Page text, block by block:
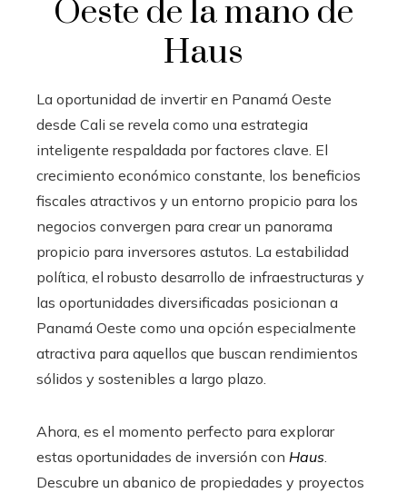
Oeste de la mano de
Haus
La oportunidad de invertir en Panamá Oeste
desde Cali se revela como una estrategia
inteligente respaldada por factores clave. El
crecimiento económico constante, los beneficios
fiscales atractivos y un entorno propicio para los
negocios convergen para crear un panorama
propicio para inversores astutos. La estabilidad
política, el robusto desarrollo de infraestructuras y
las oportunidades diversificadas posicionan a
Panamá Oeste como una opción especialmente
atractiva para aquellos que buscan rendimientos
sólidos y sostenibles a largo plazo.
Ahora, es el momento perfecto para explorar
estas oportunidades de inversión con Haus.
Descubre un abanico de propiedades y proyectos